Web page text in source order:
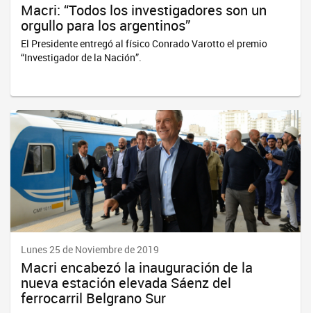
Macri: “Todos los investigadores son un
orgullo para los argentinos”
El Presidente entregó al físico Conrado Varotto el premio
“Investigador de la Nación”.
Lunes 25 de Noviembre de 2019
Macri encabezó la inauguración de la
nueva estación elevada Sáenz del
ferrocarril Belgrano Sur